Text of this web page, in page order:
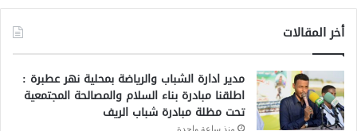
أخر المقالات
مدير ادارة الشباب والرياضة بمحلية نهر عطبرة :
اطلقنا مبادرة بناء السلام والمصالحة المجتمعية
تحت مظلة مبادرة شباب الريف
منذ ساعة واحدة